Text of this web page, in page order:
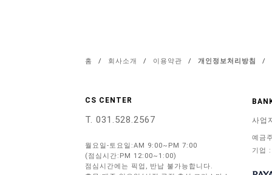
홈 / 회사소개 / 이용약관 / 개인정보처리방침 /
CS CENTER
T. 031.528.2567
월요일-토요일:AM 9:00~PM 7:00
(점심시간:PM 12:00~1:00)
점심시간에는 픽업, 반납 불가능합니다.
사업
예금
기업